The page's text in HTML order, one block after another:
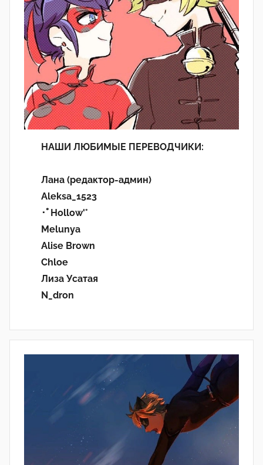
НАШИ ЛЮБИМЫЕ ПЕРЕВОДЧИКИ:
Лана (редактор-админ)
Aleksa_1523
･ﾟHollow'°
Melunya
Alise Brown
Chloe
Лиза Усатая
N_dron